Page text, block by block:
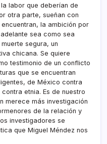
labor que deberí­an de
otra parte, sueñan con
la ambición por
sea como sea
segura, un
chicana. Se quiere
testimonio de un conflicto
que se encuentran
de México contra
etnia. Es de nuestro
merece más investigación
de la relación y
investigadores se
que Miguel Méndez nos